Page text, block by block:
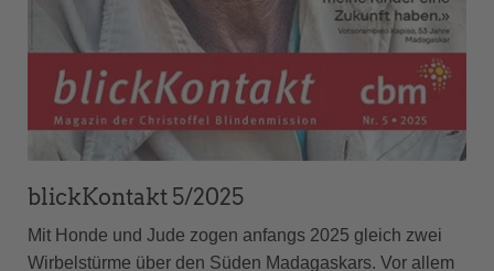
blickKontakt 5/2025
Mit Honde und Jude zogen anfangs 2025 gleich zwei
Wirbelstürme über den Süden Madagaskars. Vor allem